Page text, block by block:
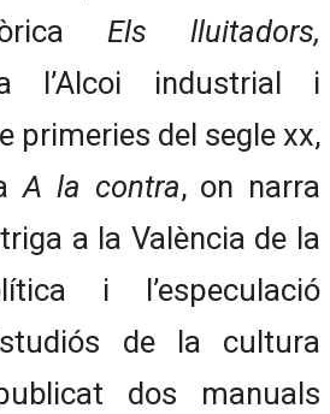
Els lluitadors,
l’Alcoi industrial i
primeries del segle xx,
A la contra, on narra
a la València de la
i l’especulació
de la cultura
dos manuals